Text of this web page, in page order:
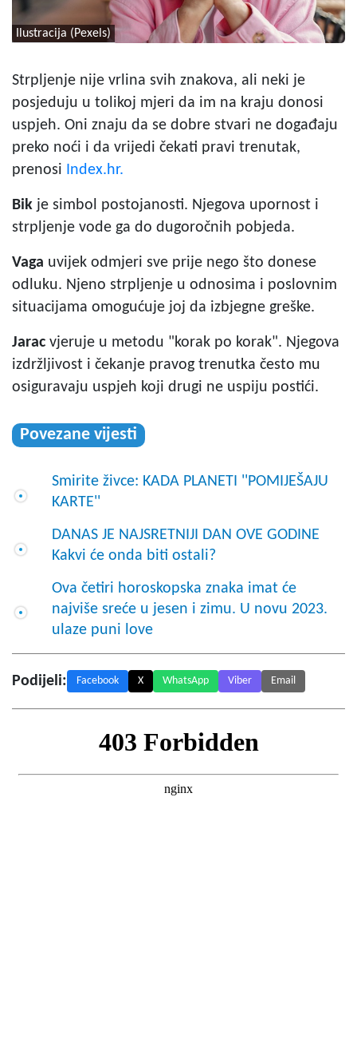
Ilustracija (Pexels)
Strpljenje nije vrlina svih znakova, ali neki je
posjeduju u tolikoj mjeri da im na kraju donosi
uspjeh. Oni znaju da se dobre stvari ne događaju
preko noći i da vrijedi čekati pravi trenutak,
prenosi Index.hr.
Bik je simbol postojanosti. Njegova upornost i
strpljenje vode ga do dugoročnih pobjeda.
Vaga uvijek odmjeri sve prije nego što donese
odluku. Njeno strpljenje u odnosima i poslovnim
situacijama omogućuje joj da izbjegne greške.
Jarac vjeruje u metodu "korak po korak". Njegova
izdržljivost i čekanje pravog trenutka često mu
osiguravaju uspjeh koji drugi ne uspiju postići.
Povezane vijesti
Smirite živce: KADA PLANETI ''POMIJEŠAJU
KARTE''
DANAS JE NAJSRETNIJI DAN OVE GODINE
Kakvi će onda biti ostali?
Ova četiri horoskopska znaka imat će
najviše sreće u jesen i zimu. U novu 2023.
ulaze puni love
Podijeli: Facebook X WhatsApp Viber Email